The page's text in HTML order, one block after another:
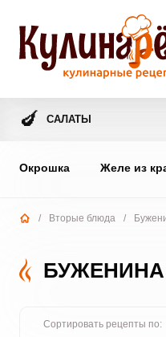
🍆 САЛАТЫ
Окрошка Желе из
/ Вторые блюда /
БУЖЕНИНА
Сортировать рецепты по: